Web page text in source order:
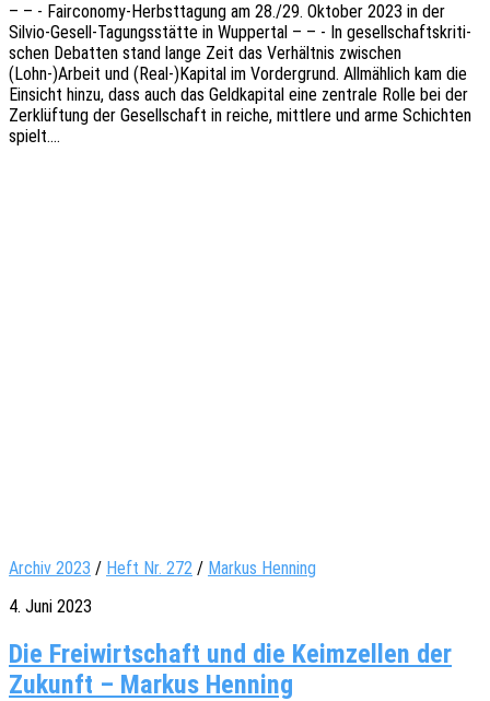
– – - Fair­­co­­no­­my-Herbst­­ta­­gung am 28./29. Okto­ber 2023 in der
Silvio-Gesell-Tagungs­­­stä­t­­te in Wupper­tal – – - In gesell­schafts­kri­ti­
schen Debat­ten stand lange Zeit das Verhält­nis zwischen
(Lohn-)Arbeit und (Real-)Kapital im Vorder­grund. Allmäh­lich kam die
Einsicht hinzu, dass auch das Geld­ka­pi­tal eine zentra­le Rolle bei der
Zerklüf­tung der Gesell­schaft in reiche, mitt­le­re und arme Schich­ten
spielt.…
Archiv 2023 / Heft Nr. 272 / Markus Henning
4. Juni 2023
Die Freiwirtschaft und die Keimzellen der
Zukunft – Markus Henning